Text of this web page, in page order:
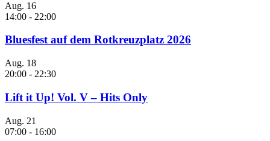
Aug. 16
14:00 - 22:00
Bluesfest auf dem Rotkreuzplatz 2026
Aug. 18
20:00 - 22:30
Lift it Up! Vol. V – Hits Only
Aug. 21
07:00 - 16:00